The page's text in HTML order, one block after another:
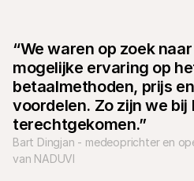
Technische documentatie
Portaal voor developers
Ontdek documentatie en
Libraries
Integreer Mollie met kant-en-
“We waren op zoek
mogelijke ervaring op
betaalmethoden, prijs
voordelen. Zo zijn we bij
terechtgekomen.”
Bart Dingjan - medeoprichter en
van NADUVI